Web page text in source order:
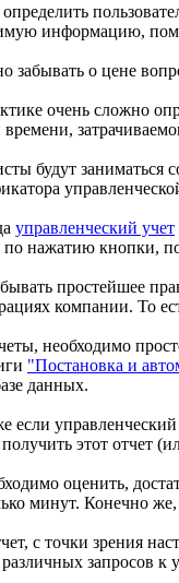
информацию,
о цене
очень сложно
будут заниматься
управленческий учет
по нажатию кнопки,
простейшее
компании. То
необходимо
"Постановка и
данных.
если
этот отчет
оценить,
минут. Конечно
с точки зрения
запросов к